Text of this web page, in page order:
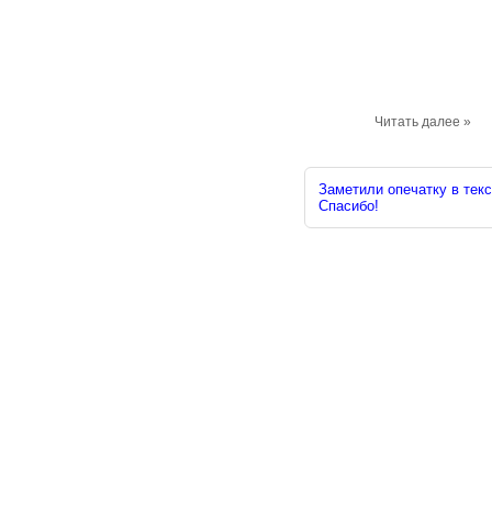
Читать далее »
Заметили опечатку в
Спасибо!